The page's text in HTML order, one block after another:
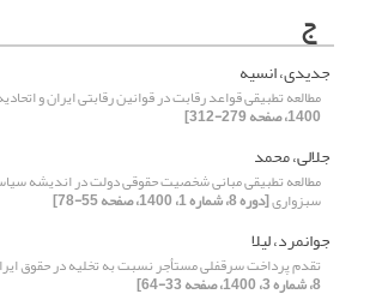
ج
جدیدی، انسیه
مطالعه‌ تطبیقی قواعد رقابت در قوانین رقابتی ایران و
1400، صفحه 279-312]
جلالی، محمد
مطالعه تطبیقی مبانی شخصیت حقوقی دولت در اندیشه
سبزواری[دوره 8، شماره 1، 1400، صفحه 55-78]
جوانمرد، لیلا
تقدم پرداخت سرقفلی مستأجر نسبت به تخلیه در حقوق
8، شماره 3، 1400، صفحه 33-64]